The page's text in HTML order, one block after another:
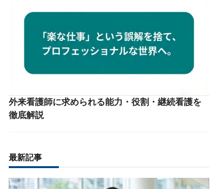
外来看護師に求められる能力・役割・継続看護を
徹底解説
最新記事